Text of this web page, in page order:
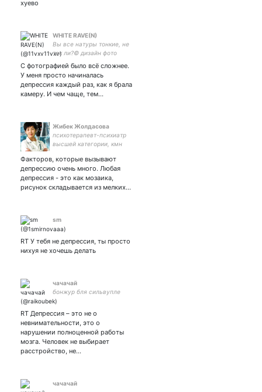
хуево
WHITE RAVE(N)
Вы все натуры тонкие, не
так ли?© дизайн фото
5469010097861977сбер
С фотографией было всё сложнее.
У меня просто начиналась
депрессия каждый раз, как я брала
камеру. И чем чаще, тем…
Жибек Жолдасова
психотерапевт-психиатр
высшей категории, кмн
Факторов, которые вызывают
депрессию очень много. Любая
депрессия - это как мозаика,
рисунок складывается из мелких…
sm
RT У тебя не депрессия, ты просто
нихуя не хочешь делать
чачачай
бонжур бля сильвупле
RT Депрессия – это не о
невнимательности, это о
нарушении полноценной работы
мозга. Человек не выбирает
расстройство, не…
чачачай